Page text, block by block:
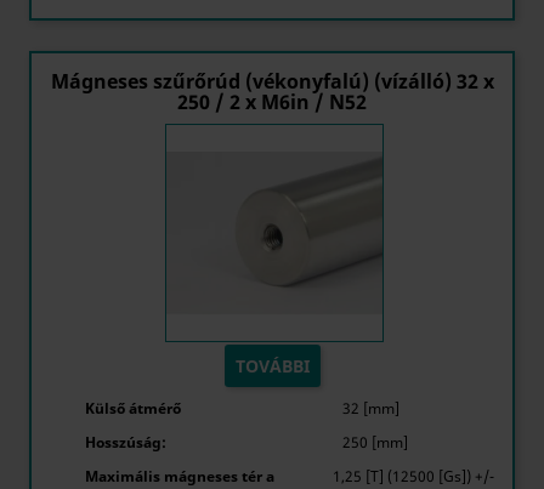
Mágneses szűrőrúd (vékonyfalú) (vízálló) 32 x
250 / 2 x M6in / N52
TOVÁBBI
Külső átmérő
32 [mm]
Hosszúság:
250 [mm]
Maximális mágneses tér a
1,25 [T] (12500 [Gs]) +/-